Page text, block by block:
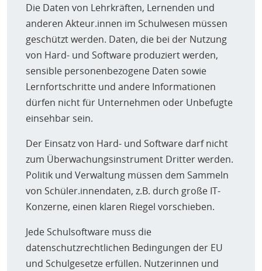
werden (Einzeln-, Partner-, Gruppenarbeit, etc.)? Können
Benutzeroberflächen zielgruppenspezifisch gestaltet
werden?“
(Selbst)bewusste Fragen für Bildungseinrichtungen:
Welche Formen des Nudging, z.B. Gamifizierung oder
Visualisierung gibt es? (Unblack The Box)
„Wie werden NutzerInnen durch das jeweilige Programm
„geführt“? Wie „hilft“ das Programm dabei, bestimmte
zu sehen – wie, warum und wozu? Wohin wird ihre
Aufmerksamkeit gelenkt? Stimmen NutzerInnen bei
näherem Hinsehen mit den gewählten Entschei-
dungshilfen überein? Welche Entscheidungen werden
ausgeblendet oder er-schwert, die aber sinnvoll sein
könnten (z.B. pädagogisch)? Wie sind z.B. „Blicke“ auf
SchülerInnen gestaltet? Was sehen Lehrende von ihnen
und welche Schlussfolgerungen legt das Programm
dadurch nahe?“
Die Daten von Lehrkräften, Lernenden und
anderen Akteur.innen im Schulwesen müssen
geschützt werden. Daten, die bei der Nutzung
von Hard- und Software produziert werden,
sensible personenbezogene Daten sowie
Lernfortschritte und andere Informationen
dürfen nicht für Unternehmen oder Unbefugte
einsehbar sein.
Der Einsatz von Hard- und Software darf nicht
zum Überwachungsinstrument Dritter werden.
Politik und Verwaltung müssen dem Sammeln
von Schüler.innendaten, z.B. durch große IT-
Konzerne, einen klaren Riegel vorschieben.
Jede Schulsoftware muss die
datenschutzrechtlichen Bedingungen der EU
und Schulgesetze erfüllen. Nutzerinnen und